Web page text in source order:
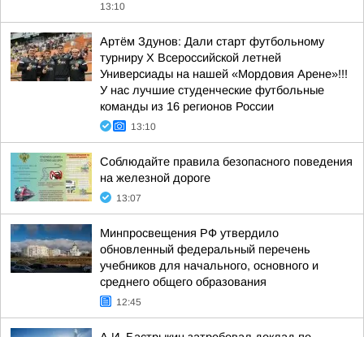
13:10
Артём Здунов: Дали старт футбольному
турниру Х Всероссийской летней
Универсиады на нашей «Мордовия Арене»!!!
У нас лучшие студенческие футбольные
команды из 16 регионов России
13:10
Соблюдайте правила безопасного поведения
на железной дороге
13:07
Минпросвещения РФ утвердило
обновленный федеральный перечень
учебников для начального, основного и
среднего общего образования
12:45